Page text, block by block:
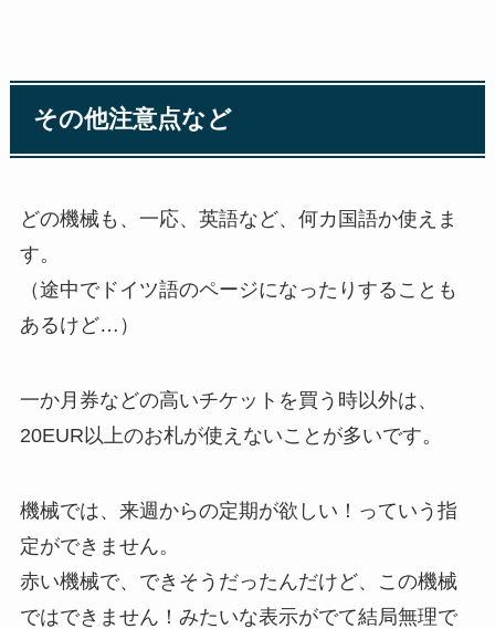
その他注意点など
どの機械も、一応、英語など、何カ国語か使えま
す。
（途中でドイツ語のページになったりすることも
あるけど…）
一か月券などの高いチケットを買う時以外は、
20EUR以上のお札が使えないことが多いです。
機械では、来週からの定期が欲しい！っていう指
定ができません。
赤い機械で、できそうだったんだけど、この機械
ではできません！みたいな表示がでて結局無理で